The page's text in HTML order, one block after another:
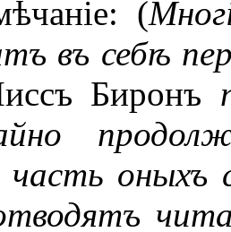
(
въ себѣ
Биронъ
часть оныхъ